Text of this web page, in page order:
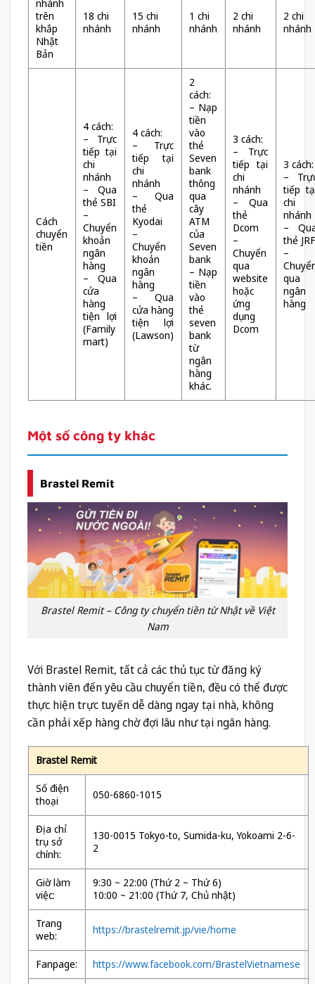
nhánh
trên
khắp
Nhật
Bản
18 chi
nhánh
15 chi
nhánh
1 chi
nhánh
2 chi
nhánh
2 chi
nhánh
Cách
chuyển
tiền
4 cách:
– Trực
tiếp tại
chi
nhánh
– Qua
thẻ SBI
–
Chuyển
khoản
ngân
hàng
– Qua
cửa
hàng
tiện lợi
(Family
mart)
4 cách:
– Trực
tiếp tại
chi
nhánh
– Qua
thẻ
Kyodai
–
Chuyển
khoản
ngân
hàng
– Qua
cửa hàng
tiện lợi
(Lawson)
2
cách:
– Nạp
tiền
vào
thẻ
Seven
bank
thông
qua
cây
ATM
của
Seven
bank
– Nạp
tiền
vào
thẻ
seven
bank
từ
ngân
hàng
khác.
3 cách:
– Trực
tiếp tại
chi
nhánh
– Qua
thẻ
Dcom
–
Chuyển
qua
website
hoặc
ứng
dụng
Dcom
3 cách:
–
tiếp
chi
nhánh
–
thẻ JRF
–
qua
ngân
hàng
Một số công ty khác
Brastel Remit
Brastel Remit – Công ty chuyển tiền từ Nhật về Việt
Nam
Với Brastel Remit, tất cả các thủ tục từ đăng ký
thành viên đến yêu cầu chuyển tiền, đều có thể được
thực hiện trực tuyến dễ dàng ngay tại nhà, không
cần phải xếp hàng chờ đợi lâu như tại ngân hàng.
Brastel Remit
Số điện
thoại
050-6860-1015
Địa chỉ
trụ sở
chính:
130-0015 Tokyo-to, Sumida-ku, Yokoami 2-6-
2
Giờ làm
việc:
9:30 ~ 22:00 (Thứ 2 ~ Thứ 6)
10:00 ~ 21:00 (Thứ 7, Chủ nhật)
Trang
web:
https://brastelremit.jp/vie/home
Fanpage: https://www.facebook.com/BrastelVietnamese